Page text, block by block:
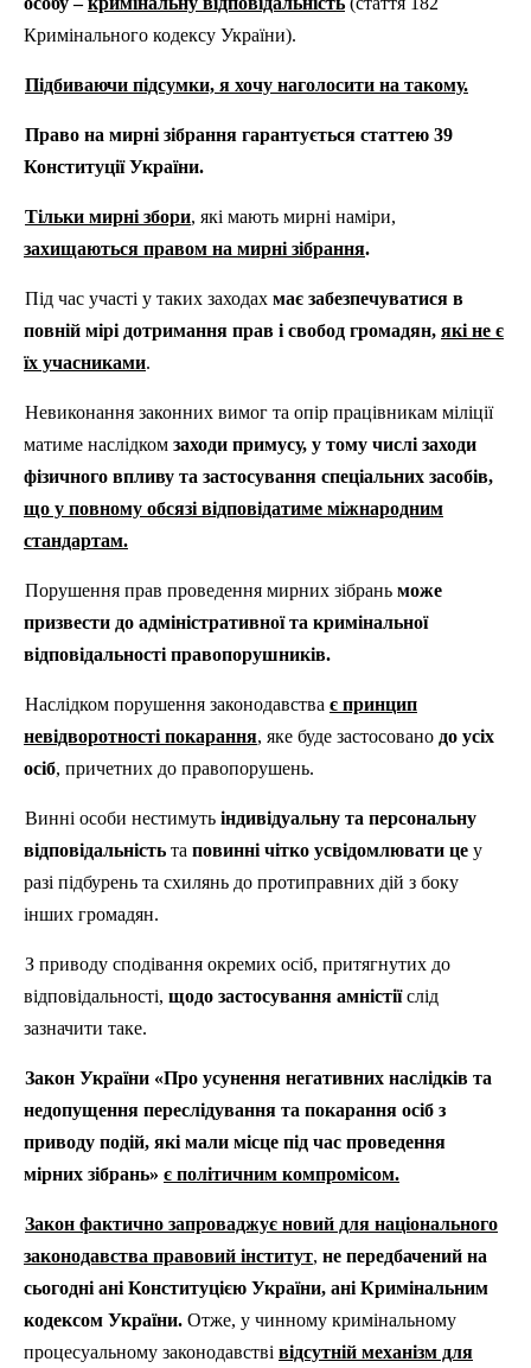
Кримінального кодексу України).
Підбиваючи підсумки, я хочу наголосити на такому.
Право на мирні зібрання гарантується статтею 39
Конституції України.
Тільки мирні збори, які мають мирні наміри,
захищаються правом на мирні зібрання.
Під час участі у таких заходах має забезпечуватися в
повній мірі дотримання прав і свобод громадян, які не є
їх учасниками.
Невиконання законних вимог та опір працівникам міліції
матиме наслідком заходи примусу, у тому числі заходи
фізичного впливу та застосування спеціальних засобів,
що у повному обсязі відповідатиме міжнародним
стандартам.
Порушення прав проведення мирних зібрань може
призвести до адміністративної та кримінальної
відповідальності правопорушників.
Наслідком порушення законодавства є принцип
невідворотності покарання, яке буде застосовано до усіх
осіб, причетних до правопорушень.
Винні особи нестимуть індивідуальну та персональну
відповідальність та повинні чітко усвідомлювати це у
разі підбурень та схилянь до протиправних дій з боку
інших громадян.
З приводу сподівання окремих осіб, притягнутих до
відповідальності, щодо застосування амністіїслід
зазначити таке.
Закон України «Про усунення негативних наслідків та
недопущення переслідування та покарання осіб з
приводу подій, які мали місце під час проведення
мірних зібрань» є політичним компромісом.
Закон фактично запроваджує новий для національного
законодавства правовий інститут, не передбачений на
сьогодні ані Конституцією України, ані Кримінальним
кодексом України. Отже, у чинному кримінальному
процесуальному законодавстві відсутній механізм для